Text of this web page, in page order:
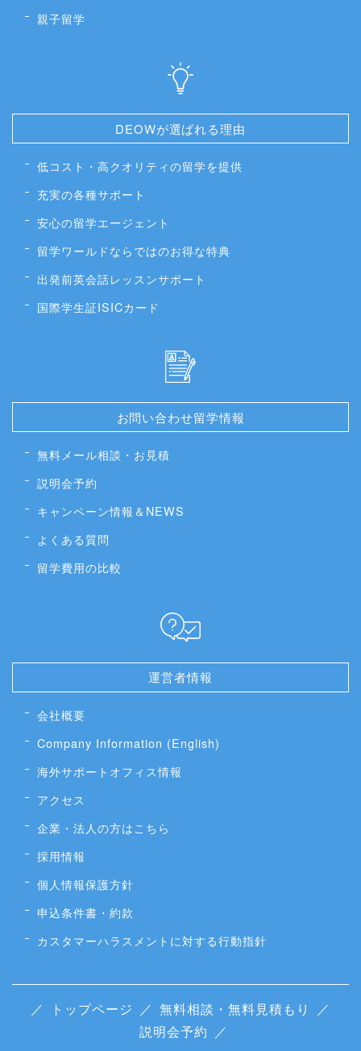
親子留学
DEOWが選ばれる理由
低コスト・高クオリティの留学を提供
充実の各種サポート
安心の留学エージェント
留学ワールドならではのお得な特典
出発前英会話レッスンサポート
国際学生証ISICカード
お問い合わせ留学情報
無料メール相談・お見積
説明会予約
キャンペーン情報＆NEWS
よくある質問
留学費用の比較
運営者情報
会社概要
Company Information (English)
海外サポートオフィス情報
アクセス
企業・法人の方はこちら
採用情報
個人情報保護方針
申込条件書・約款
カスタマーハラスメントに対する行動指針
／ トップページ ／ 無料相談・無料見積もり
／
説明会予約 ／